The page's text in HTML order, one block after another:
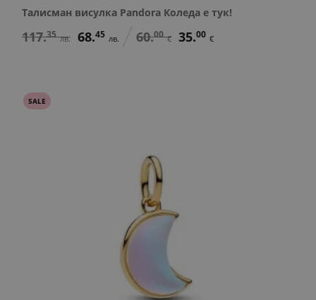
Талисман висулка Pandora Коледа е тук!
117.35 лв. 68.45 лв. 60.00 € 35.00 €
SALE